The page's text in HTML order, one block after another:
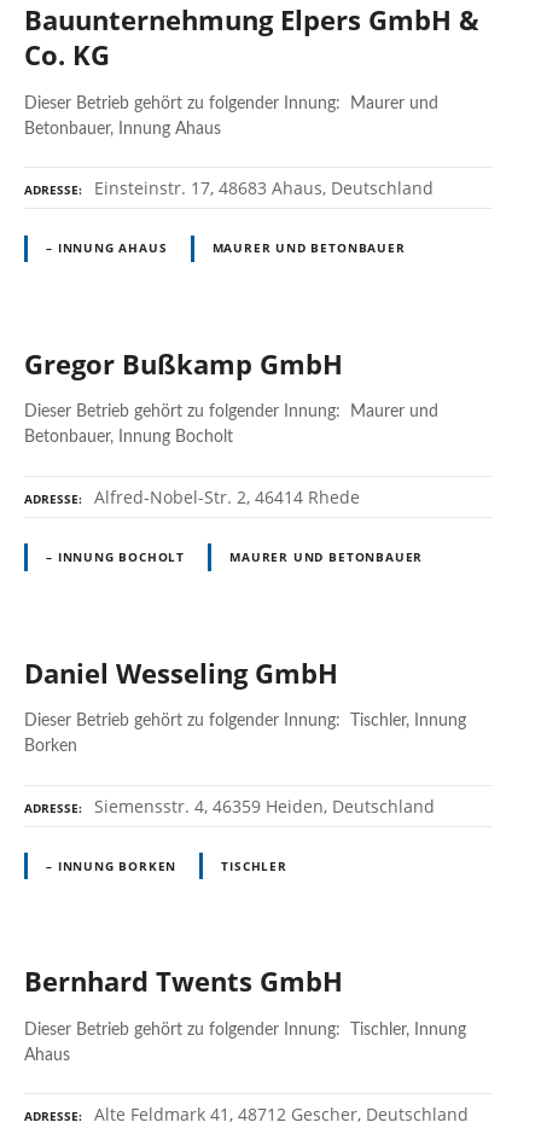
Bauunternehmung Elpers GmbH &
Co. KG
Dieser Betrieb gehört zu folgender Innung: Maurer und
Betonbauer, Innung Ahaus
ADRESSE Einsteinstr. 17, 48683 Ahaus, Deutschland
– INNUNG AHAUS MAURER UND BETONBAUER
Gregor Bußkamp GmbH
Dieser Betrieb gehört zu folgender Innung: Maurer und
Betonbauer, Innung Bocholt
ADRESSE Alfred-Nobel-Str. 2, 46414 Rhede
– INNUNG BOCHOLT MAURER UND BETONBAUER
Daniel Wesseling GmbH
Dieser Betrieb gehört zu folgender Innung: Tischler, Innung
Borken
ADRESSE Siemensstr. 4, 46359 Heiden, Deutschland
– INNUNG BORKEN TISCHLER
Bernhard Twents GmbH
Dieser Betrieb gehört zu folgender Innung: Tischler, Innung
Ahaus
ADRESSE Alte Feldmark 41, 48712 Gescher, Deutschland